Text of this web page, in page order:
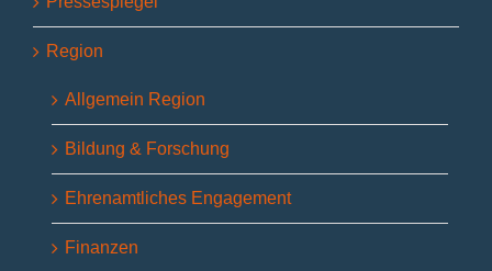
Region
Allgemein Region
Bildung & Forschung
Ehrenamtliches Engagement
Finanzen